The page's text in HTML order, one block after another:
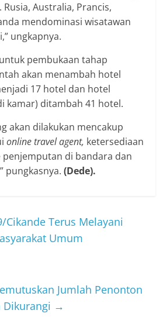
Australia, Prancis,
mendominasi wisatawan
ungkapnya.
pembukaan tahap
akan menambah hotel
17 hotel dan hotel
kamar) ditambah 41 hotel.
akan dilakukan mencakup
online travel agent, ketersediaan
penjemputan di bandara dan
pungkasnya. (Dede).
Cikande Terus Melayani
Umum
Jumlah Penonton
→